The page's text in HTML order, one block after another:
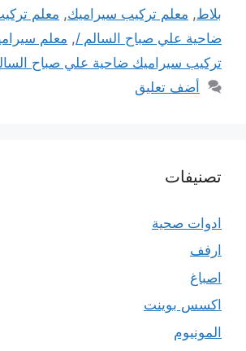
بلاط, معلم تركيب سيراميك, معلم
ضاحية علي صباح السالم /, معلم
تركيب سيراميك ضاحية علي صباح
أضف تعليق
تصنيفات
ادوات صحية
ارفف
اصباغ
اكسس بوينت
المونيوم